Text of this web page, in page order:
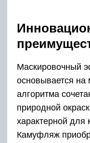
Маскировочный
основывается на
алгоритма
природной
характерной для
Камуфляж